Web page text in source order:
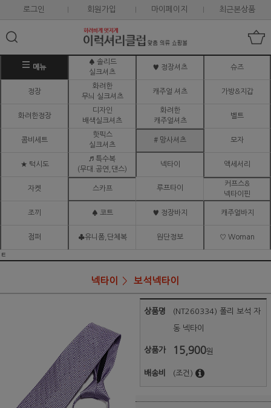
로그인 회원가입 마이페이지 최근본상품
메뉴
♠ 솔리드
실크셔츠
♥ 정장셔츠 슈즈
정장
화려한
무늬 실크셔츠
캐주얼 셔츠 가방&지갑
화려한정장
디자인
배색실크셔츠
화려한
캐주얼셔츠
벨트
콤비세트
핫픽스
실크셔츠
# 망사셔츠 모자
★ 턱시도
♬ 특수복
(무대.공연,댄스)
넥타이 액세서리
자켓 스카프 루프타이
커프스&
넥타이핀
조끼 ♠ 코트 ♥ 정장바지 캐주얼바지
점퍼 ♣유니폼,단체복 원단정보 ♡ Woman
ㅌ
넥타이 보석넥타이
상품명 (NT260334) 폴리 보석 자
동 넥타이
상품가 15,900원
배송비 (조건)